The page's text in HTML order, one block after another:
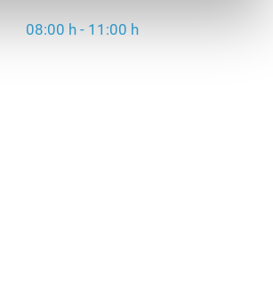
08:00 h - 11:00 h